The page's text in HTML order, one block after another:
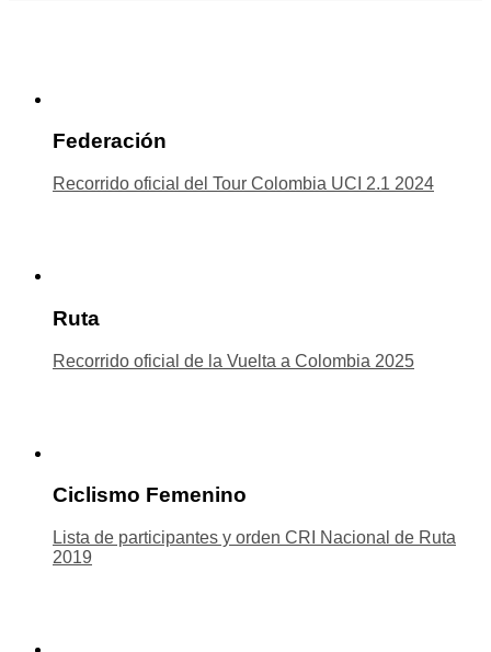
Federación
Recorrido oficial del Tour Colombia UCI 2.1 2024
Ruta
Recorrido oficial de la Vuelta a Colombia 2025
Ciclismo Femenino
Lista de participantes y orden CRI Nacional de Ruta
2019